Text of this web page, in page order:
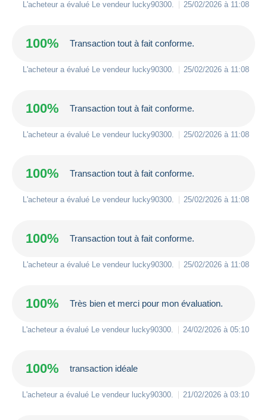
L'acheteur a évalué Le vendeur lucky90300 25/02/2026 à 11:08
100% Transaction tout à fait conforme.
L'acheteur a évalué Le vendeur lucky90300 25/02/2026 à 11:08
100% Transaction tout à fait conforme.
L'acheteur a évalué Le vendeur lucky90300 25/02/2026 à 11:08
100% Transaction tout à fait conforme.
L'acheteur a évalué Le vendeur lucky90300 25/02/2026 à 11:08
100% Transaction tout à fait conforme.
L'acheteur a évalué Le vendeur lucky90300 25/02/2026 à 11:08
100% Très bien et merci pour mon évaluation.
L'acheteur a évalué Le vendeur lucky90300 24/02/2026 à 05:10
100% transaction idéale
L'acheteur a évalué Le vendeur lucky90300 21/02/2026 à 03:10